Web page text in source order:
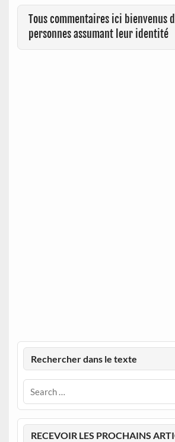
Tous commentaires ici bienvenus
personnes assumant leur identité
Rechercher dans le texte
RECEVOIR LES PROCHAINS